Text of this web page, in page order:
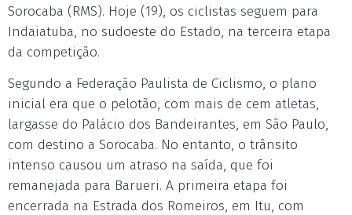
Sorocaba (RMS). Hoje (19), os ciclistas seguem para
Indaiatuba, no sudoeste do Estado, na terceira etapa
da competição.
Segundo a Federação Paulista de Ciclismo, o plano
inicial era que o pelotão, com mais de cem atletas,
largasse do Palácio dos Bandeirantes, em São Paulo,
com destino a Sorocaba. No entanto, o trânsito
intenso causou um atraso na saída, que foi
remanejada para Barueri. A primeira etapa foi
encerrada na Estrada dos Romeiros, em Itu, com